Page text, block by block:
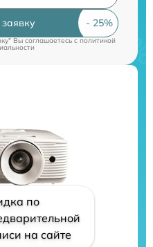
Вы соглашаетесь cполитикой
по
на сайте